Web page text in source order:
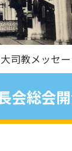
司教メッセ
会総会